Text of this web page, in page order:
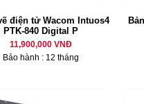
điện tử Wacom Intuos4
PTK-840 Digital P
11,900,000 VNĐ
Bảo hành : 12 tháng